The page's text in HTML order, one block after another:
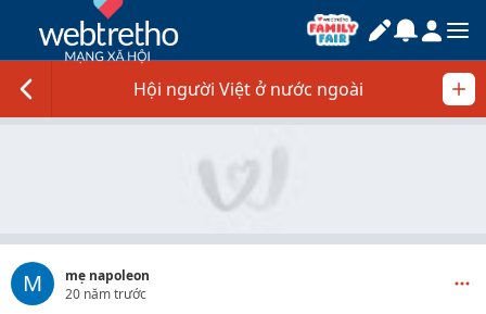
Hội người Việt ở nước ngoài
M
mẹ napoleon
20 năm trước